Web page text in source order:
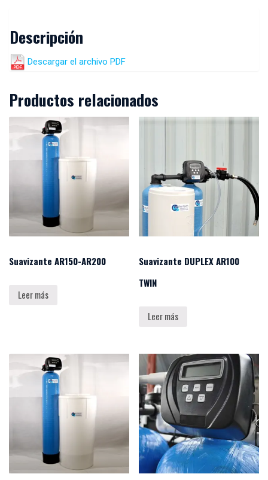
Descripción
Descargar el archivo PDF
Productos relacionados
Suavizante AR150-AR200
Leer más
Suavizante DUPLEX AR100
TWIN
Leer más